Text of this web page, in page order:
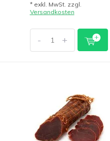
* exkl. MwSt. zzgl.
Versandkosten
- +